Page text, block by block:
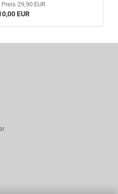
29,90 EUR
EUR